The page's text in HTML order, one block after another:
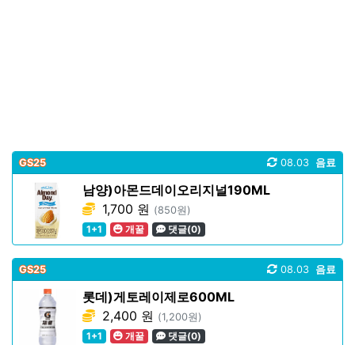
GS25 음료
08.03
남양)아몬드데이오리지널190ML
1,700 원 (850원)
1+1
개꿀 댓글(0)
GS25 음료
08.03
롯데)게토레이제로600ML
2,400 원 (1,200원)
1+1
개꿀 댓글(0)